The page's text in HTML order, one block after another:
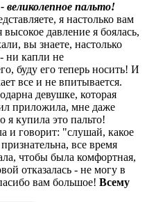
великолепное пальто!
я настолько вам
давление я боялась,
вы знаете, настолько
ни капли не
буду его теперь носить! И
все и не впитывается.
девушке, которая
приложила, мне даже
я купила это пальто!
и говорит: "слушай, какое
все время
чтобы была комфортная,
отказалась - не могу в
вам большое! Всему